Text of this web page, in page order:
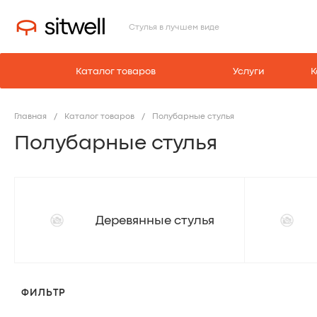
Стулья в лучшем виде
Каталог товаров Услуги
Главная / Каталог товаров / Полубарные стулья
Полубарные стулья
Деревянные стулья
ФИЛЬТР